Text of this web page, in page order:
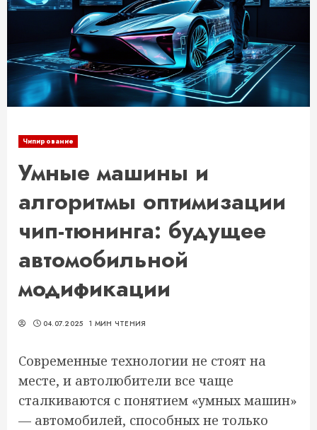
Чипирование
Умные машины и
алгоритмы оптимизации
чип-тюнинга: будущее
автомобильной
модификации
04.07.2025 1 МИН ЧТЕНИЯ
Современные технологии не стоят на
месте, и автолюбители все чаще
сталкиваются с понятием «умных машин»
— автомобилей, способных не только